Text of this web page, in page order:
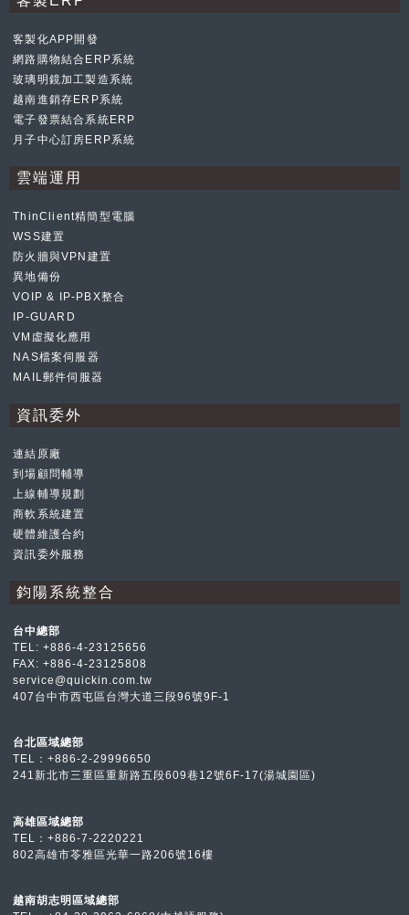
客製化APP開發
網路購物結合ERP系統
玻璃明鏡加工製造系統
越南進銷存ERP系統
電子發票結合系統ERP
月子中心訂房ERP系統
雲端運用
ThinClient精簡型電腦
WSS建置
防火牆與VPN建置
異地備份
VOIP & IP-PBX整合
IP-GUARD
VM虛擬化應用
NAS檔案伺服器
MAIL郵件伺服器
資訊委外
連結原廠
到場顧問輔導
上線輔導規劃
商軟系統建置
硬體維護合約
資訊委外服務
鈞陽系統整合
台中總部
TEL:+886-4-23125656
FAX: +886-4-23125808
service@quickin.com.tw
407台中市西屯區台灣大道三段96號9F-1
台北區域總部
TEL：+886-2-29996650
241新北市三重區重新路五段609巷12號6F-17(湯城園區)
高雄區域總部
TEL：+886-7-2220221
802高雄市苓雅區光華一路206號16樓
越南胡志明區域總部